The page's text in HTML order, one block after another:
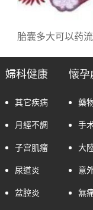
胎囊多大可以药
婦科健康
其它疾病
月經不調
子宫肌瘤
尿道炎
盆腔炎
懷孕
藥
手
大
意
無